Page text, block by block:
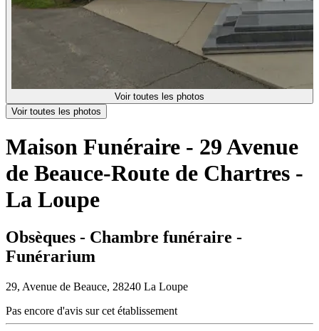
Voir toutes les photos
Voir toutes les photos
Maison Funéraire - 29 Avenue
de Beauce-Route de Chartres -
La Loupe
Obsèques - Chambre funéraire -
Funérarium
29, Avenue de Beauce, 28240 La Loupe
Pas encore d'avis sur cet établissement